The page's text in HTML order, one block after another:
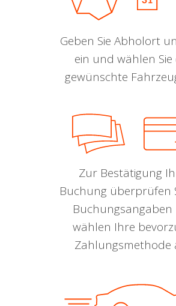
Geben Sie Abholort
ein und wählen Sie
gewünschte
Zur Bestätigung
Buchung überprüfen
Buchungsangaben
wählen Ihre
Zahlungsmethode